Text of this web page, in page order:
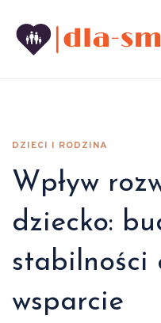
DZIECI I RODZINA
Wpływ
dziecko:
stabilności
wsparcie